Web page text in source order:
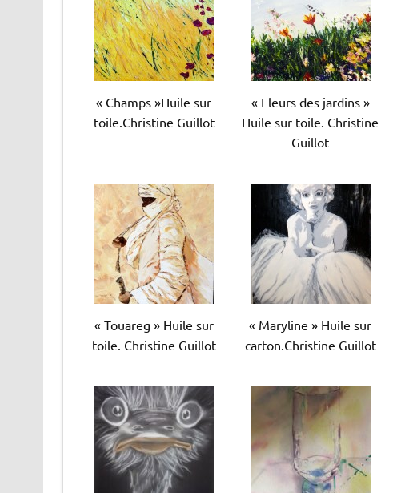
« Champs »Huile sur
toile.Christine Guillot
« Fleurs des jardins »
Huile sur toile. Christine
Guillot
« Touareg » Huile sur
toile. Christine Guillot
« Maryline » Huile sur
carton.Christine Guillot